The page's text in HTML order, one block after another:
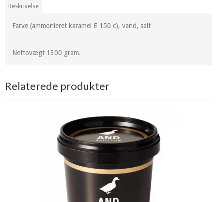
Beskrivelse
Farve (ammonieret karamel E 150 c), vand, salt
Nettovægt 1300 gram.
Relaterede produkter